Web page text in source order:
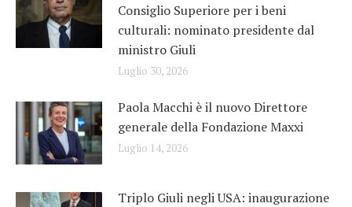
Consiglio Superiore per i beni
culturali: nominato presidente dal
ministro Giuli
Luglio 30, 2026
Paola Macchi è il nuovo Direttore
generale della Fondazione Maxxi
Luglio 14, 2026
Triplo Giuli negli USA: inaugurazione